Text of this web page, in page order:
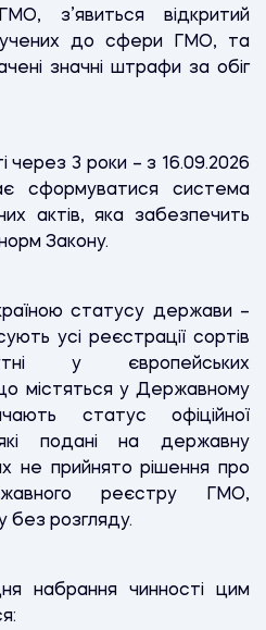
з’явиться відкритий
до сфери ГМО, та
значні штрафи за обіг
через 3 роки – з 16.09.2026
сформуватися система
актів, яка забезпечить
Закону.
статусу держави –
усі реєстрації сортів
у європейських
містяться у Державному
статус офіційної
які подані на державну
не прийнято рішення про
реєстру ГМО,
без розгляду.
набрання чинності цим